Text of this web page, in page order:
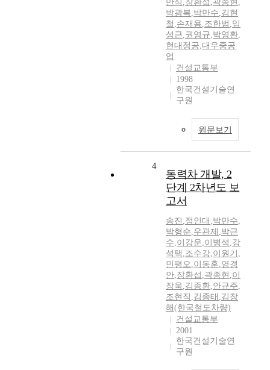
만식 ,장환섭 ,곽종현 ,
박광복,박만수,김현
철 ,손재용,조한범 ,임
성근,권영규,박영환,
현대정공,대우중공
업
건설교통부
1998
한국건설기술연
구원
원문보기
4
동력차 개발, 2
단계 2차년도 보
고서
송진 ,정인대 ,박만수,
박형순,우관제 ,박근
수,이강운,이병석 ,강
석택 ,조수강,이원기 ,
민평오,이동훈,염경
안,장환섭 ,곽종현 ,이
장욱,김종환,안규주,
조현직 ,김종태 ,김창
해(한국철도차량)
건설교통부
2001
한국건설기술연
구원